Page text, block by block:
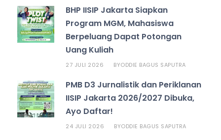
BHP IISIP Jakarta Siapkan
Program MGM, Mahasiswa
Berpeluang Dapat Potongan
Uang Kuliah
27 JULI 2026 BYODDIE BAGUS SAPUTRA
PMB D3 Jurnalistik dan Periklanan
IISIP Jakarta 2026/2027 Dibuka,
Ayo Daftar!
24 JULI 2026 BYODDIE BAGUS SAPUTRA